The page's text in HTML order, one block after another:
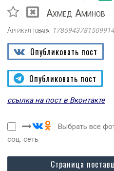
Ахмед Аминов
Артикул товара:
Опубликовать пост
Опубликовать пост
ссылка на пост в Вконтакте
Выбрать все
соц. сеть
Страница